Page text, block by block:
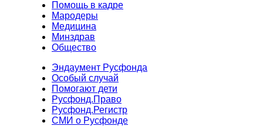
Помощь в кадре
Мародеры
Медицина
Минздрав
Общество
Эндаумент Русфонда
Особый случай
Помогают дети
Русфонд.Право
Русфонд.Регистр
СМИ о Русфонде